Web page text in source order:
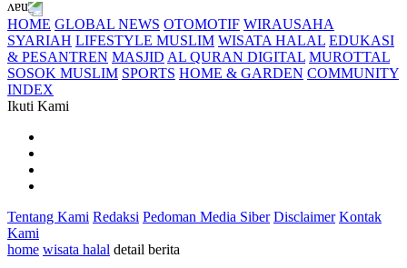
HOME GLOBAL NEWS OTOMOTIF WIRAUSAHA
SYARIAH LIFESTYLE MUSLIM WISATA HALAL EDUKASI
& PESANTREN MASJID AL QURAN DIGITAL MUROTTAL
SOSOK MUSLIM SPORTS HOME & GARDEN COMMUNITY
INDEX
Ikuti Kami
Tentang Kami Redaksi Pedoman Media Siber Disclaimer Kontak
Kami
home wisata halal detail berita